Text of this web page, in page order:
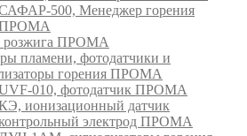
500, Менеджер горения
розжига ПРОМА
пламени, фотодатчики и
горения ПРОМА
010, фотодатчик ПРОМА
ионизационный датчик
электрод ПРОМА